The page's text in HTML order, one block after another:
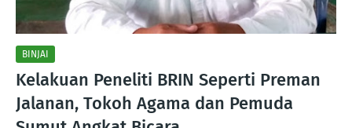
BINJAI
Kelakuan Peneliti BRIN Seperti Preman
Jalanan, Tokoh Agama dan Pemuda